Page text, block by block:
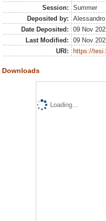
Session:
Summer
Deposited by:
Date Deposited:
09 Nov
Last Modified:
09 Nov
URI:
https://
Downloads
Loading...